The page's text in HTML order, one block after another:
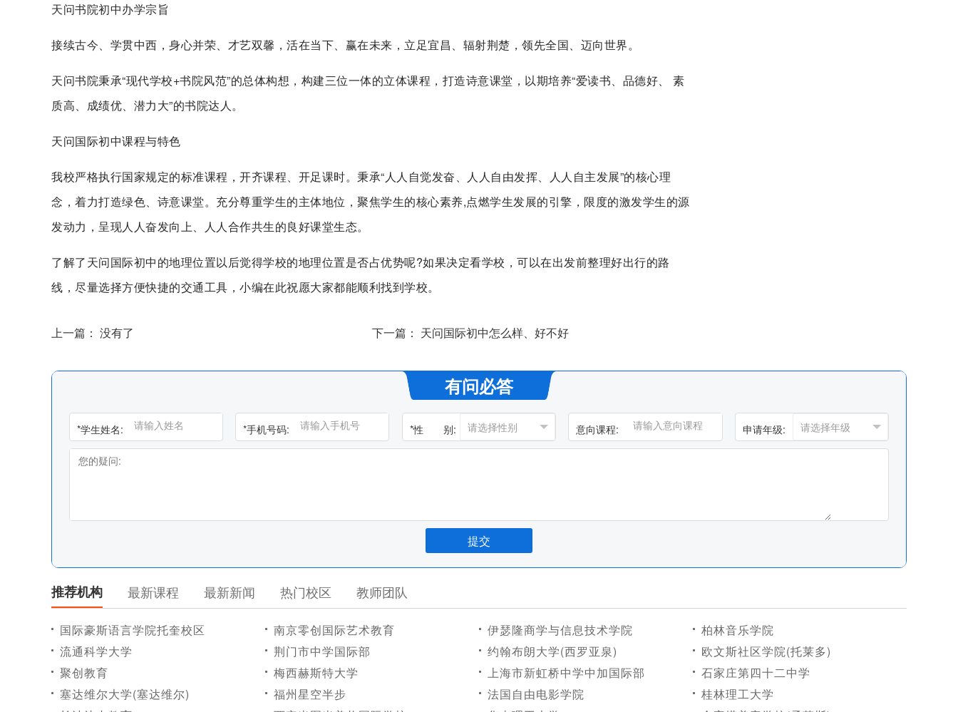
天问书院初中办学宗旨
接续古今、学贯中西，身心并荣、才艺双馨，活在当下、赢在未来，立足宜昌、辐射荆楚，领先全国、迈向世界。
天问书院秉承“现代学校+书院风范”的总体构想，构建三位一体的立体课程，打造诗意课堂，以期培养“爱读书、品德好、 素
质高、成绩优、潜力大”的书院达人。
天问国际初中课程与特色
我校严格执行国家规定的标准课程，开齐课程、开足课时。秉承“人人自觉发奋、人人自由发挥、人人自主发展”的核心理
念，着力打造绿色、诗意课堂。充分尊重学生的主体地位，聚焦学生的核心素养,点燃学生发展的引擎，限度的激发学生的源
发动力，呈现人人奋发向上、人人合作共生的良好课堂生态。
了解了天问国际初中的地理位置以后觉得学校的地理位置是否占优势呢?如果决定看学校，可以在出发前整理好出行的路
线，尽量选择方便快捷的交通工具，小编在此祝愿大家都能顺利找到学校。
上一篇： 没有了 下一篇： 天问国际初中怎么样、好不好
有问必答
*学生姓名: *手机号码: *性 别: 意向课程: 申请年级:
推荐机构 最新课程 最新新闻 热门校区 教师团队
国际豪斯语言学院托奎校区 南京零创国际艺术教育 伊瑟隆商学与信息技术学院
柏林音乐学院
流通科学大学
荆门市中学国际部 约翰布朗大学(西罗亚泉)
欧文斯社区学院(托莱多)
聚创教育
梅西赫斯特大学 上海市新虹桥中学中加国际部
石家庄第四十二中学
塞达维尔大学(塞达维尔)
福州星空半步 法国自由电影学院
桂林理工大学